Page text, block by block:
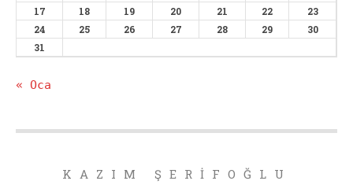
17
18 19 20 21 22
23
24
25 26 27 28 29
30
31
« Oca
KAZIM ŞERIFOĞLU